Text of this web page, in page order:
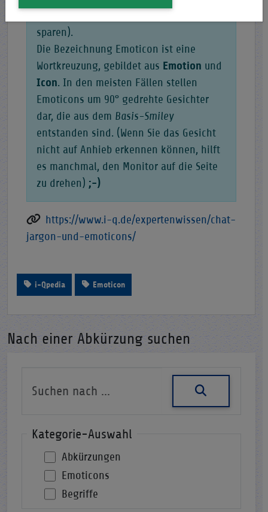
sparen).
Die Bezeichnung Emoticon ist eine
Wortkreuzung, gebildet aus Emotion und
Icon. In den meisten Fällen stellen
Emoticons um 90° gedrehte Gesichter
dar, die aus dem Basis-Smiley
entstanden sind. (Wenn Sie das Gesicht
nicht auf Anhieb erkennen können, hilft
es manchmal, den Monitor auf die Seite
zu drehen) ;-)
https://www.i-q.de/expertenwissen/chat-
jargon-und-emoticons/
i-Qpedia Emoticon
Nach einer Abkürzung suchen
Kategorie-Auswahl
Abkürzungen
Emoticons
Begriffe